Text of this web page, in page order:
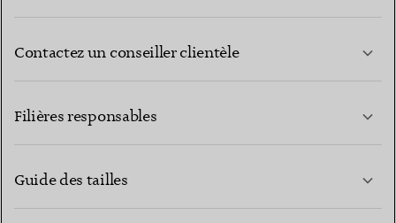
Contactez un conseiller clientèle
Filières responsables
Guide des tailles